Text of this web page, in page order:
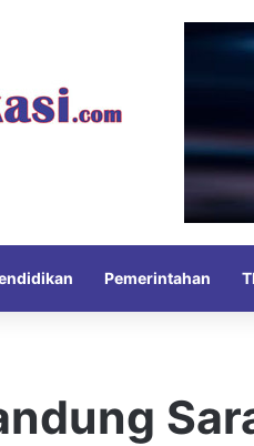
Pemerintahan